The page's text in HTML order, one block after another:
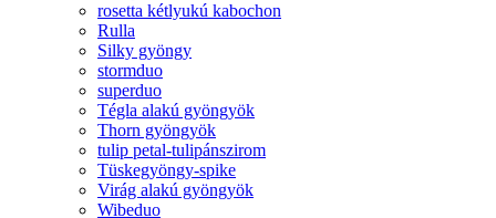
rosetta kétlyukú kabochon
Rulla
Silky gyöngy
stormduo
superduo
Tégla alakú gyöngyök
Thorn gyöngyök
tulip petal-tulipánszirom
Tüskegyöngy-spike
Virág alakú gyöngyök
Wibeduo